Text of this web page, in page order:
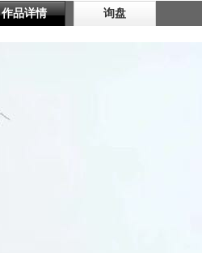
作品详情 询盘